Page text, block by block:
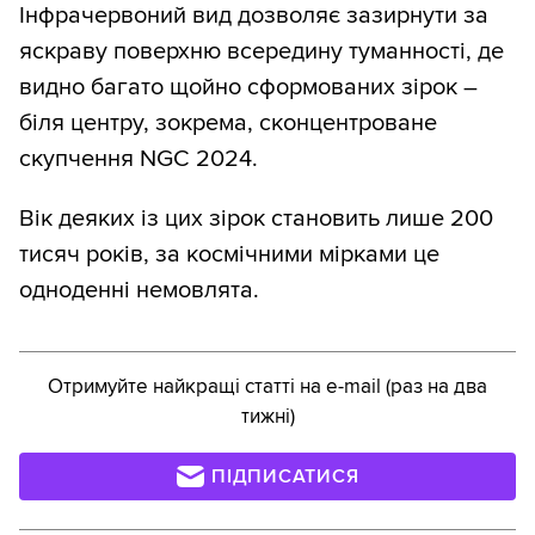
Інфрачервоний вид дозволяє зазирнути за
яскраву поверхню всередину туманності, де
видно багато щойно сформованих зірок –
біля центру, зокрема, сконцентроване
скупчення NGC 2024.
Вік деяких із цих зірок становить лише 200
тисяч років, за космічними мірками це
одноденні немовлята.
Отримуйте найкращі статті на e-mail (раз на два
тижні)
ПІДПИСАТИСЯ